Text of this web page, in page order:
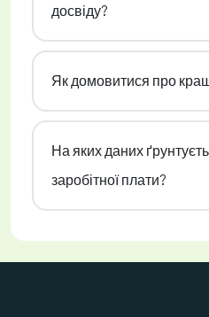
досвіду?
Як домовитися про
На яких даних
заробітної плати?